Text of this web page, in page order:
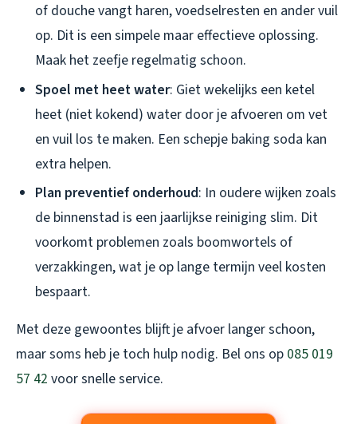
of douche vangt haren, voedselresten en ander vuil
op. Dit is een simpele maar effectieve oplossing.
Maak het zeefje regelmatig schoon.
Spoel met heet water: Giet wekelijks een ketel
heet (niet kokend) water door je afvoeren om vet
en vuil los te maken. Een schepje baking soda kan
extra helpen.
Plan preventief onderhoud: In oudere wijken zoals
de binnenstad is een jaarlijkse reiniging slim. Dit
voorkomt problemen zoals boomwortels of
verzakkingen, wat je op lange termijn veel kosten
bespaart.
Met deze gewoontes blijft je afvoer langer schoon,
maar soms heb je toch hulp nodig. Bel ons op 085 019
57 42 voor snelle service.